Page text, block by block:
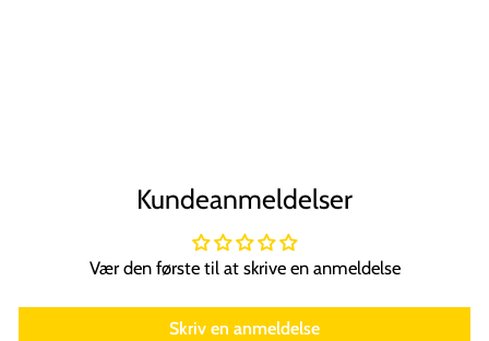
Kundeanmeldelser
Vær den første til at skrive en anmeldelse
Skriv en anmeldelse